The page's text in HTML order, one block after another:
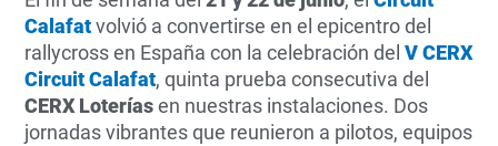
Calafatvolvió a convertirse en el epicentro del
rallycross en España con la celebración delV CERX
Circuit Calafat, quinta prueba consecutiva del
CERX Loteríasen nuestras instalaciones. Dos
jornadas vibrantes que reunieron a pilotos, equipos